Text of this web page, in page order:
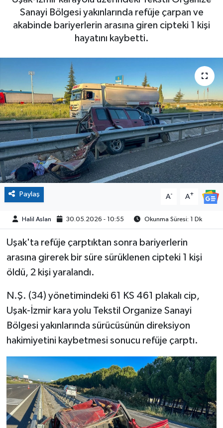
Sanayi Bölgesi yakınlarında refüje çarpan ve
akabinde bariyerlerin arasına giren cipteki 1 kişi
hayatını kaybetti.
Paylaş A- A+
Halil Aslan 30.05.2026 - 10:55 Okunma Süresi: 1 Dk
Uşak'ta refüje çarptıktan sonra bariyerlerin
arasına girerek bir süre sürüklenen cipteki 1 kişi
öldü, 2 kişi yaralandı.
N.Ş. (34) yönetimindeki 61 KS 461 plakalı cip,
Uşak-İzmir kara yolu Tekstil Organize Sanayi
Bölgesi yakınlarında sürücüsünün direksiyon
hakimiyetini kaybetmesi sonucu refüje çarptı.